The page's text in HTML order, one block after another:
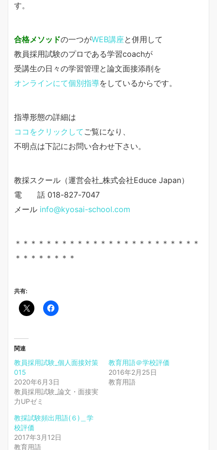
す。
合格メソッドの一つがWEB講座と併用して
教員採用試験のプロである学習coachが
受講生の日々の学習管理と論文面接添削を
オンラインにて個別指導をしているからです。
指導形態の詳細は
ココをクリックして ご覧になり、
不明点は下記にお問い合わせ下さい。
教採スクール（運営会社_株式会社Educe Japan）
電 話 018-827-7047
メール info@kyosai-school.com
＊＊＊＊＊＊＊＊＊＊＊＊＊＊＊＊＊＊＊＊＊＊＊＊
＊＊＊＊＊＊＊＊
共有:
関連
教員採用試験_個人面接対策
015
2020年6月3日
教員採用試験_論文・面接実
力UPゼミ
教育用語＠学校評価
2016年2月25日
教育用語
教採試験頻出用語(６)＿学
校評価
2017年3月12日
教育用語